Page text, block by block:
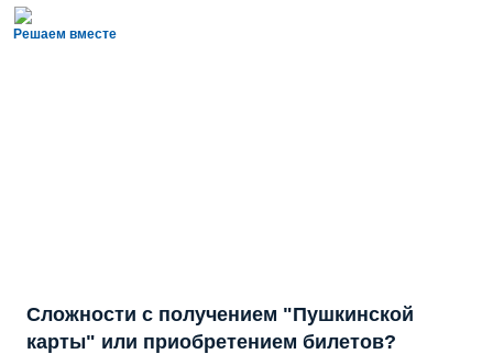
Решаем вместе
Сложности с получением "Пушкинской
карты" или приобретением билетов?